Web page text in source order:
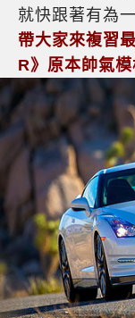
就快跟著有為
帶大家來複習
R》原本帥氣模